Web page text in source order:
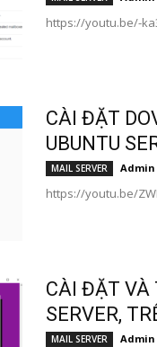
https://youtu.be/-
CÀI ĐẶT
UBUNTU
MAIL SERVER Admin
https://youtu.be/
CÀI ĐẶT VÀ
SERVER,
MAIL SERVER Admin